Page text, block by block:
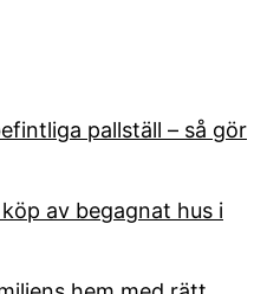
pallställ – så gör
av begagnat hus i